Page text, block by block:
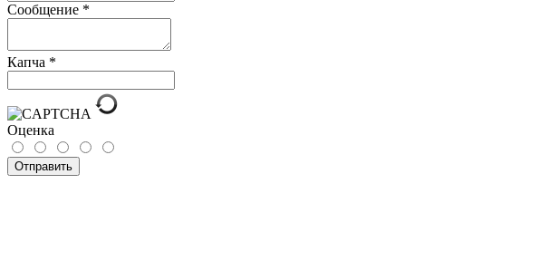
Сообщение *
Капча *
Оценка
Отправить